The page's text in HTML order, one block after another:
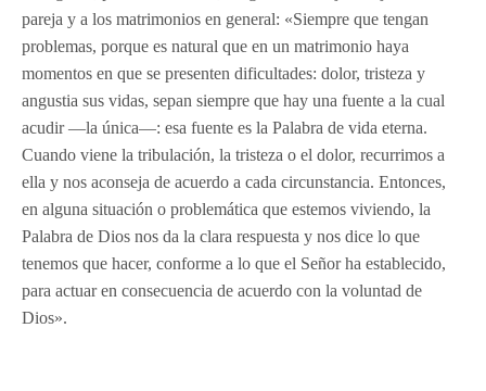
pareja y a los matrimonios en general: «Siempre que tengan
problemas, porque es natural que en un matrimonio haya
momentos en que se presenten dificultades: dolor, tristeza y
angustia sus vidas, sepan siempre que hay una fuente a la cual
acudir —la única—: esa fuente es la Palabra de vida eterna.
Cuando viene la tribulación, la tristeza o el dolor, recurrimos a
ella y nos aconseja de acuerdo a cada circunstancia. Entonces,
en alguna situación o problemática que estemos viviendo, la
Palabra de Dios nos da la clara respuesta y nos dice lo que
tenemos que hacer, conforme a lo que el Señor ha establecido,
para actuar en consecuencia de acuerdo con la voluntad de
Dios».